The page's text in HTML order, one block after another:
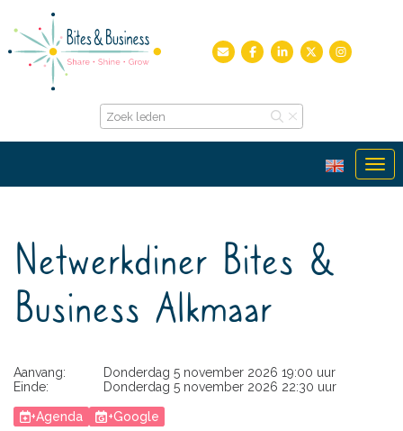
Netwerkdiner Bites &
Business Alkmaar
Aanvang:
Donderdag 5 november 2026 19:00 uur
Einde:
Donderdag 5 november 2026 22:30 uur
+Agenda +Google